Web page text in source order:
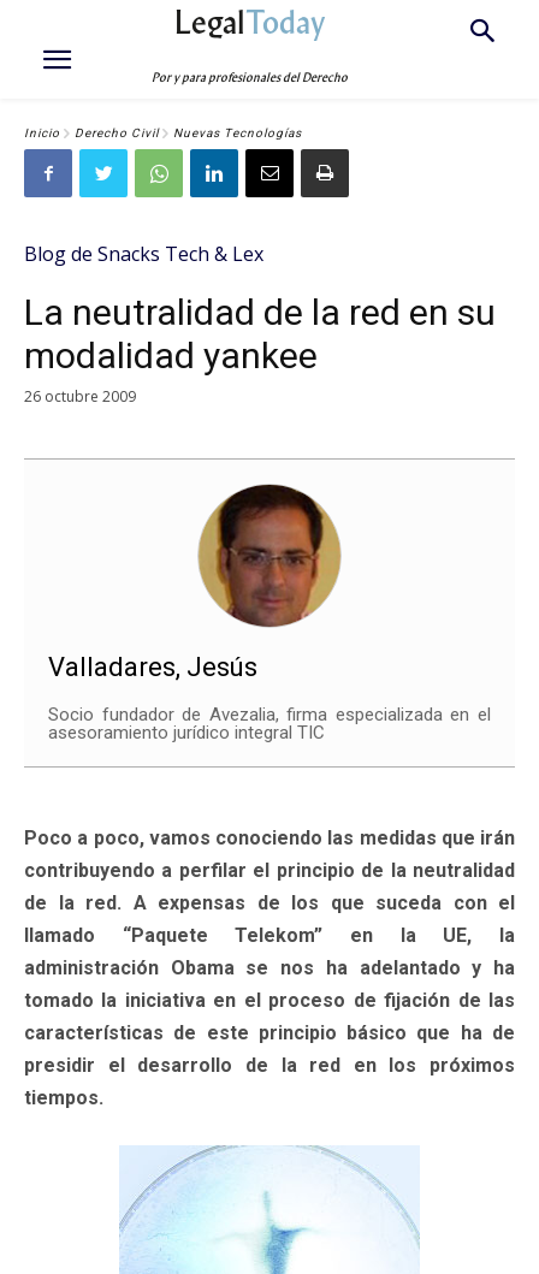
LegalToday
Por y para profesionales del Derecho
Inicio Derecho Civil Nuevas Tecnologías
Blog de Snacks Tech & Lex
La neutralidad de la red en su
modalidad yankee
26 octubre 2009
Valladares, Jesús
Socio fundador de Avezalia, firma especializada en el
asesoramiento jurídico integral TIC
Poco a poco, vamos conociendo las medidas que irán
contribuyendo a perfilar el principio de la neutralidad
de la red. A expensas de los que suceda con el
llamado “Paquete Telekom” en la UE, la
administración Obama se nos ha adelantado y ha
tomado la iniciativa en el proceso de fijación de las
características de este principio básico que ha de
presidir el desarrollo de la red en los próximos
tiempos.